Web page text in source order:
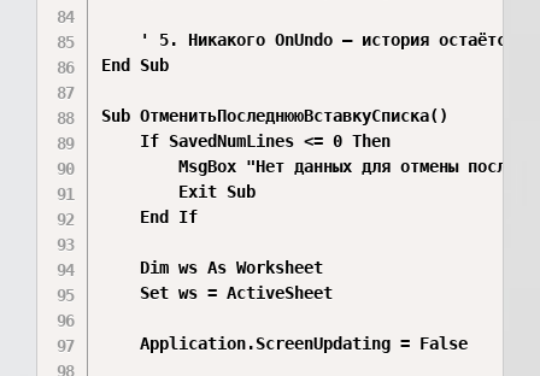
' 5. Никакого OnUndo — история остаётся
End Sub
Sub ОтменитьПоследнююВставкуСписка()
    If SavedNumLines <= 0 Then
MsgBox "Нет данных для отмены
        Exit Sub
    End If
    Dim ws As Worksheet
    Set ws = ActiveSheet
    Application.ScreenUpdating = False